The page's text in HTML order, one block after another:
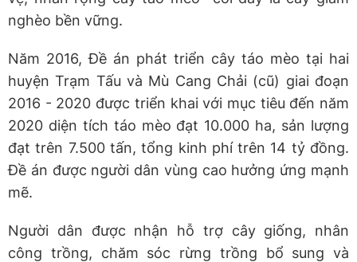
nghèo bền vững.
Năm 2016, Đề án phát triển cây táo mèo tại hai
huyện Trạm Tấu và Mù Cang Chải (cũ) giai đoạn
2016 - 2020 được triển khai với mục tiêu đến năm
2020 diện tích táo mèo đạt 10.000 ha, sản lượng
đạt trên 7.500 tấn, tổng kinh phí trên 14 tỷ đồng.
Đề án được người dân vùng cao hưởng ứng mạnh
mẽ.
Người dân được nhận hỗ trợ cây giống, nhân
công trồng, chăm sóc rừng trồng bổ sung và